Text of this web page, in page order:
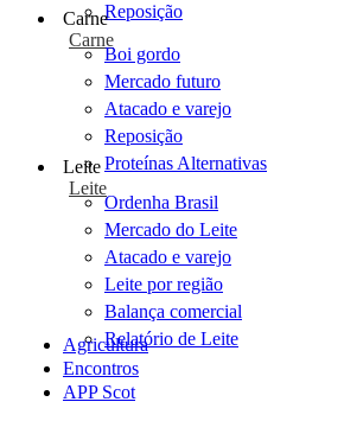
Reposição
Carne
Carne
Boi gordo
Mercado futuro
Atacado e varejo
Reposição
Proteínas Alternativas
Leite
Leite
Ordenha Brasil
Mercado do Leite
Atacado e varejo
Leite por região
Balança comercial
Relatório de Leite
Agricultura
Encontros
APP Scot